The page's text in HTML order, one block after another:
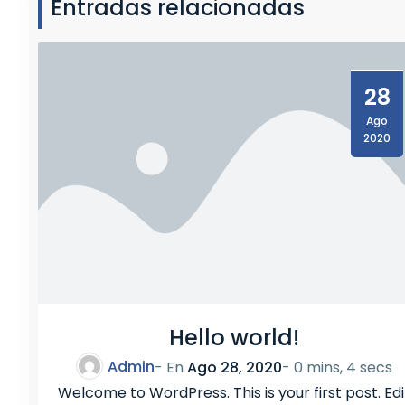
7
Entradas relacionadas
28
Ago
2020
Hello world!
Admin- EnAgo 28, 2020- 0 mins, 4 secs
Welcome to WordPress. This is your first post.